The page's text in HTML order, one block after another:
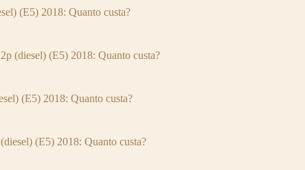
(E5) 2018: Quanto custa?
(diesel) (E5) 2018: Quanto custa?
(E5) 2018: Quanto custa?
(E5) 2018: Quanto custa?